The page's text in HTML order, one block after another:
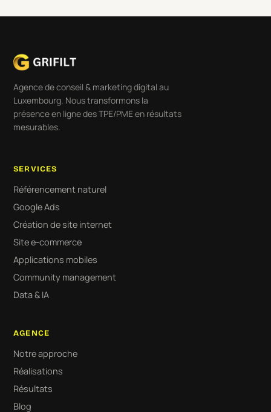
Agence de conseil & marketing digital au
Luxembourg. Nous transformons la
présence en ligne des TPE/PME en résultats
mesurables.
SERVICES
Référencement naturel
Google Ads
Création de site internet
Site e-commerce
Applications mobiles
Community management
Data & IA
AGENCE
Notre approche
Réalisations
Résultats
Blog